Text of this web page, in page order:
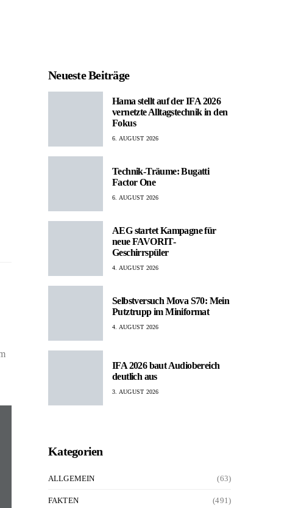
Neueste Beiträge
Hama stellt auf der IFA 2026
vernetzte Alltagstechnik in den
Fokus
6. AUGUST 2026
Technik-Träume: Bugatti
Factor One
6. AUGUST 2026
AEG startet Kampagne für
neue FAVORIT-
Geschirrspüler
4. AUGUST 2026
Selbstversuch Mova S70: Mein
Putztrupp im Miniformat
4. AUGUST 2026
IFA 2026 baut Audiobereich
deutlich aus
3. AUGUST 2026
Kategorien
ALLGEMEIN (63)
FAKTEN (491)